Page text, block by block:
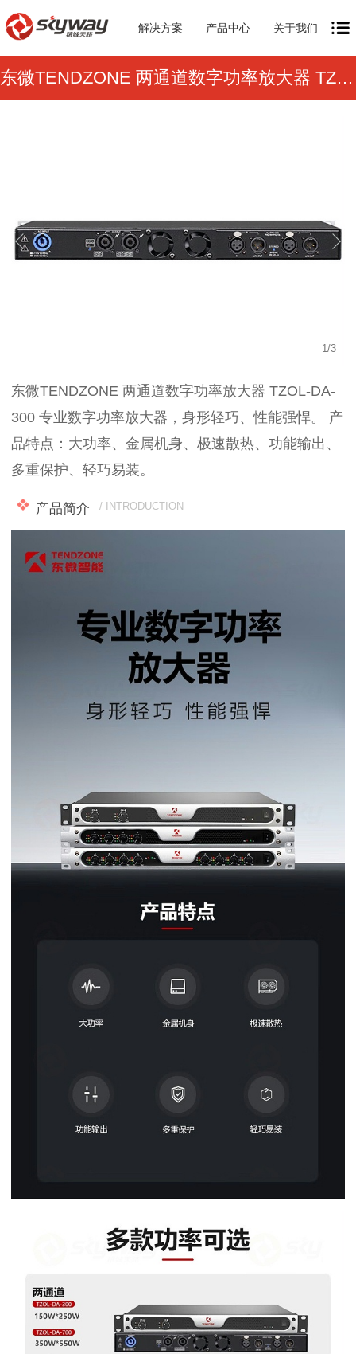
解决方案 产品中心 关于我们
东微TENDZONE 两通道数字功率放大器 TZOL-DA-300
1/3
东微TENDZONE 两通道数字功率放大器 TZOL-DA-
300 专业数字功率放大器，身形轻巧、性能强悍。 产
品特点：大功率、金属机身、极速散热、功能输出、
多重保护、轻巧易装。
产品简介 / INTRODUCTION